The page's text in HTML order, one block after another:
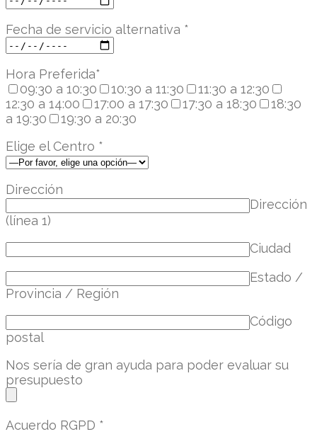
Fecha de servicio alternativa *
Hora Preferida*
09:30 a 10:30
10:30 a 11:30
11:30 a 12:30
12:30 a 14:00
17:00 a 17:30 17:30 a 18:30
18:30
a 19:30
19:30 a 20:30
Elige el Centro *
Dirección
Dirección
(línea 1)
Ciudad
Estado /
Provincia / Región
Código
postal
Nos sería de gran ayuda para poder evaluar su
presupuesto
Acuerdo RGPD *